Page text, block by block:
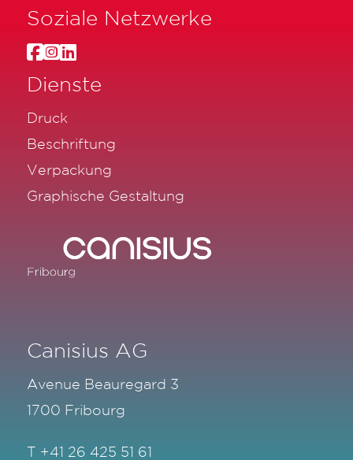
Canisius AG
Avenue Beauregard 3
1700 Fribourg
T +41 26 425 51 61
Soziale Netzwerke
Dienste
Druck
Beschriftung
Verpackung
Graphische Gestaltung